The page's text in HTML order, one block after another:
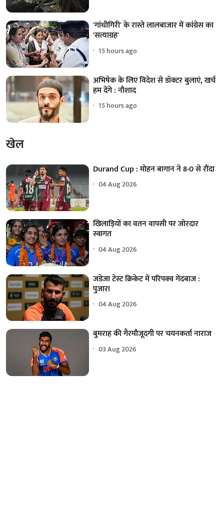
'गांधीगिरी' के रास्ते लालबाजार में कांग्रेस का
'सत्याग्रह'
15 hours ago
अभिषेक के लिए विदेश से डॉक्टर बुलाएं, खर्च
हम देंगे : नौशाद
15 hours ago
खेल
Durand Cup : मोहन बागान ने 8-0 से रौंदा
04 Aug 2026
खिलाड़ियों का वतन वापसी पर जोरदार
स्वागत
04 Aug 2026
जडेजा टेस्ट क्रिकेट में परिपक्व गेंदबाज :
पुजारा
04 Aug 2026
बुमराह की गैरमौजूदगी पर चयनकर्ता नाराज
03 Aug 2026